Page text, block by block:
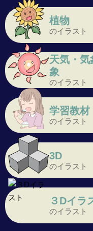
植物
のイラスト
天気・気
象
のイラスト
学習教材
のイラスト
3D
のイラスト
３Dイラ
のイラスト